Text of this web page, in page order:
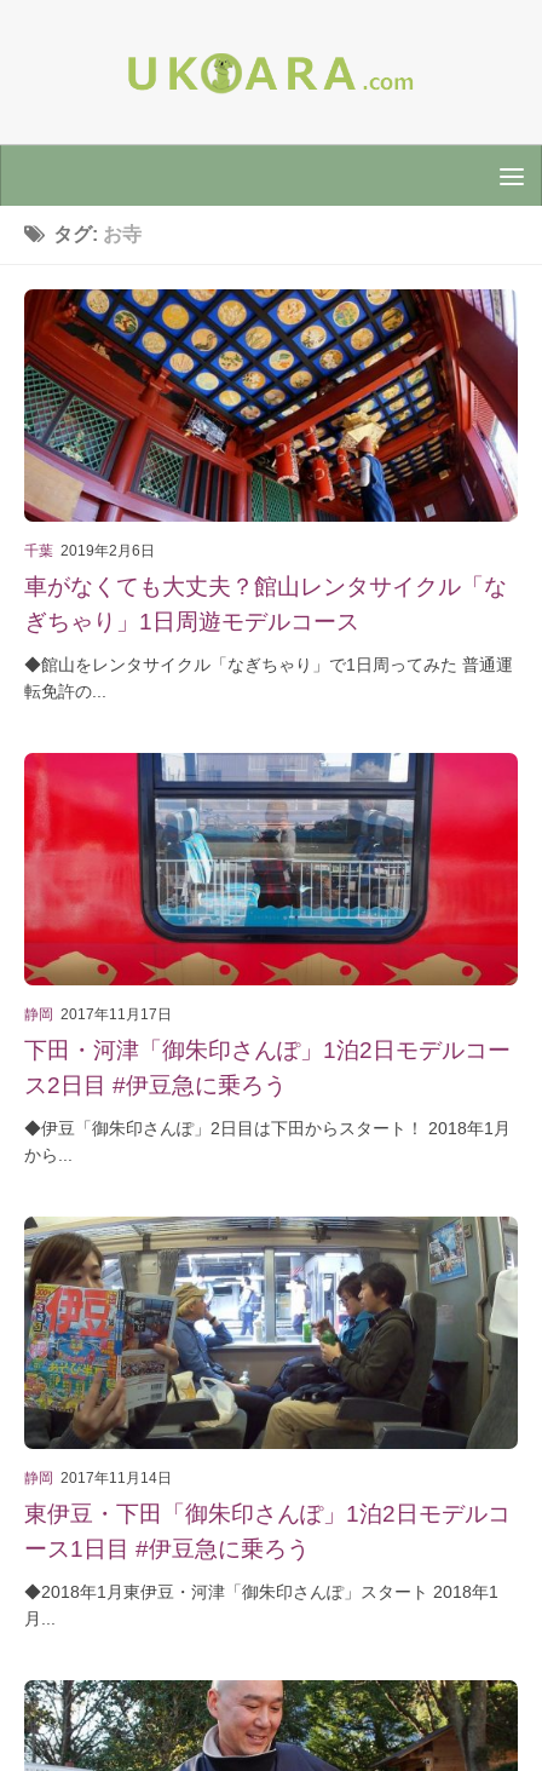
タグ: お寺
千葉 2019年2月6日
車がなくても大丈夫？館山レンタサイクル「な
ぎちゃり」1日周遊モデルコース
◆館山をレンタサイクル「なぎちゃり」で1日周ってみた 普通運
転免許の...
静岡 2017年11月17日
下田・河津「御朱印さんぽ」1泊2日モデルコー
ス2日目 #伊豆急に乗ろう
◆伊豆「御朱印さんぽ」2日目は下田からスタート！ 2018年1月
から...
静岡 2017年11月14日
東伊豆・下田「御朱印さんぽ」1泊2日モデルコ
ース1日目 #伊豆急に乗ろう
◆2018年1月東伊豆・河津「御朱印さんぽ」スタート 2018年1
月...